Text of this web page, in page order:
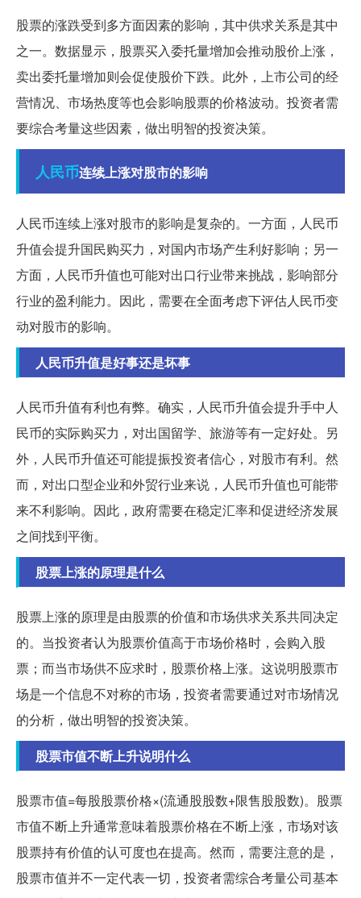
股票的涨跌受到多方面因素的影响，其中供求关系是其中
之一。数据显示，股票买入委托量增加会推动股价上涨，
卖出委托量增加则会促使股价下跌。此外，上市公司的经
营情况、市场热度等也会影响股票的价格波动。投资者需
要综合考量这些因素，做出明智的投资决策。
人民币连续上涨对股市的影响
人民币连续上涨对股市的影响是复杂的。一方面，人民币
升值会提升国民购买力，对国内市场产生利好影响；另一
方面，人民币升值也可能对出口行业带来挑战，影响部分
行业的盈利能力。因此，需要在全面考虑下评估人民币变
动对股市的影响。
人民币升值是好事还是坏事
人民币升值有利也有弊。确实，人民币升值会提升手中人
民币的实际购买力，对出国留学、旅游等有一定好处。另
外，人民币升值还可能提振投资者信心，对股市有利。然
而，对出口型企业和外贸行业来说，人民币升值也可能带
来不利影响。因此，政府需要在稳定汇率和促进经济发展
之间找到平衡。
股票上涨的原理是什么
股票上涨的原理是由股票的价值和市场供求关系共同决定
的。当投资者认为股票价值高于市场价格时，会购入股
票；而当市场供不应求时，股票价格上涨。这说明股票市
场是一个信息不对称的市场，投资者需要通过对市场情况
的分析，做出明智的投资决策。
股票市值不断上升说明什么
股票市值=每股股票价格×(流通股股数+限售股股数)。股票
市值不断上升通常意味着股票价格在不断上涨，市场对该
股票持有价值的认可度也在提高。然而，需要注意的是，
股票市值并不一定代表一切，投资者需综合考量公司基本